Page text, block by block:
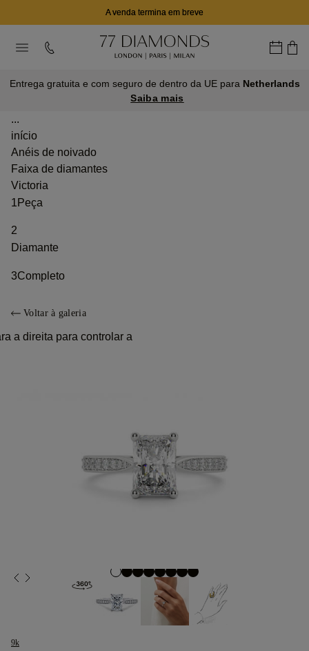
A venda termina em breve
Entrega gratuita e com seguro de dentro da UE para Netherlands
Saiba mais
...
início
Anéis de noivado
Faixa de diamantes
Victoria
1 Peça
2
Diamante
3Completo
Voltar à galeria
a direita para controlar a
9k